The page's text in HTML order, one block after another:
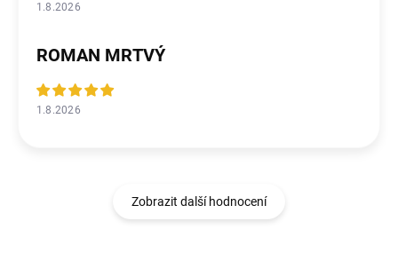
1.8.2026
ROMAN MRTVÝ
1.8.2026
Zobrazit další hodnocení